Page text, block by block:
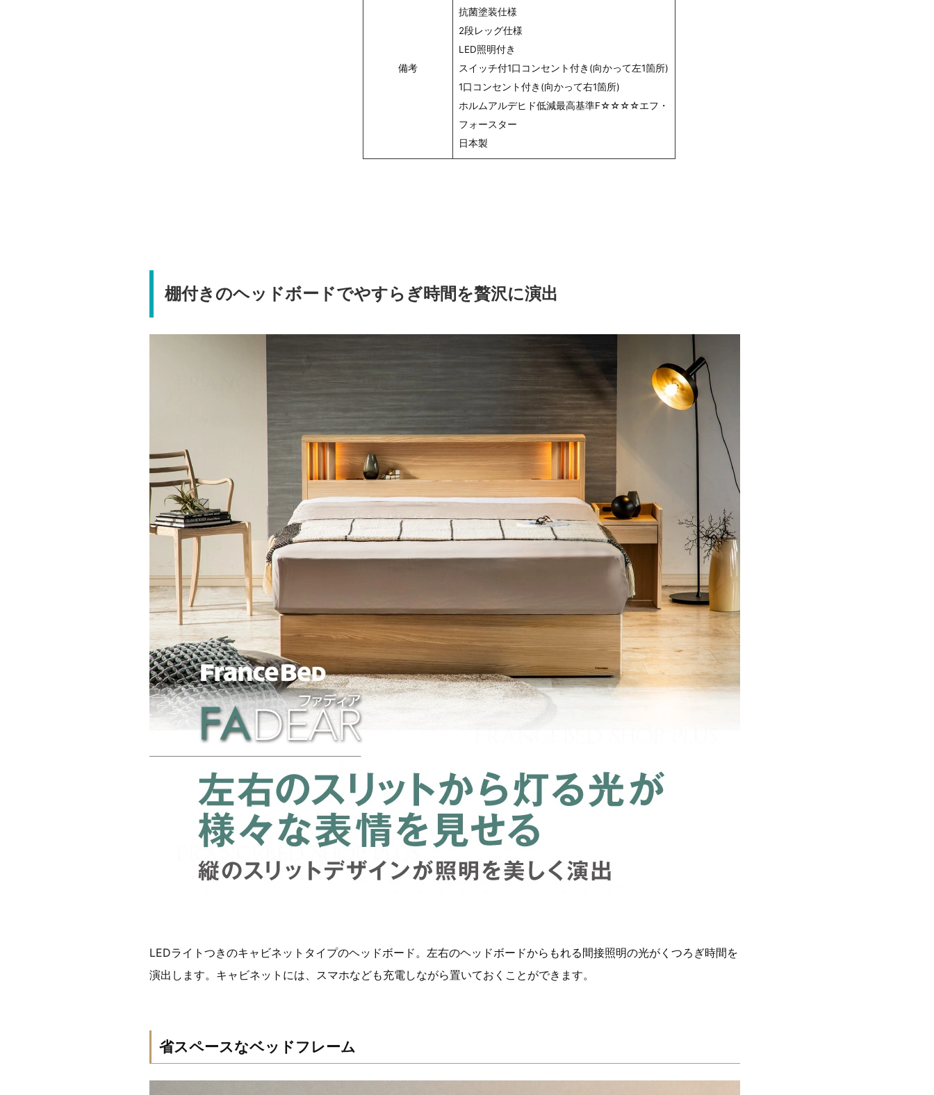
備考
抗菌塗装仕様
2段レッグ仕様
LED照明付き
スイッチ付1口コンセント付き(向かって左1箇所)
1口コンセント付き(向かって右1箇所)
ホルムアルデヒド低減最高基準F☆☆☆☆エフ・
フォースター
日本製
棚付きのヘッドボードでやすらぎ時間を贅沢に演出
LEDライトつきのキャビネットタイプのヘッドボード。左右のヘッドボードからもれる間接照明の光がくつろぎ時間を
演出します。キャビネットには、スマホなども充電しながら置いておくことができます。
省スペースなベッドフレーム